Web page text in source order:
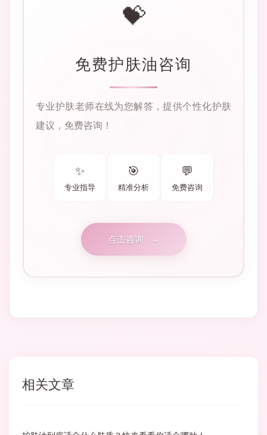
💝
免费护肤油咨询
专业护肤老师在线为您解答，提供个性化护肤
建议，免费咨询！
✨
专业指导
🎯
精准分析
💬
免费咨询
点击咨询 →
相关文章